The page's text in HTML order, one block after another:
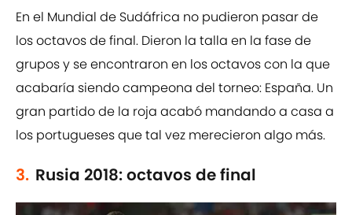
En el Mundial de Sudáfrica no pudieron pasar de
los octavos de final. Dieron la talla en la fase de
grupos y se encontraron en los octavos con la que
acabaría siendo campeona del torneo: España. Un
gran partido de la roja acabó mandando a casa a
los portugueses que tal vez merecieron algo más.
3. Rusia 2018: octavos de final